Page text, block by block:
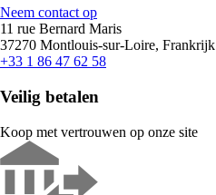
Neem contact op
11 rue Bernard Maris
37270 Montlouis-sur-Loire, Frankrijk
+33 1 86 47 62 58
Veilig betalen
Koop met vertrouwen op onze site